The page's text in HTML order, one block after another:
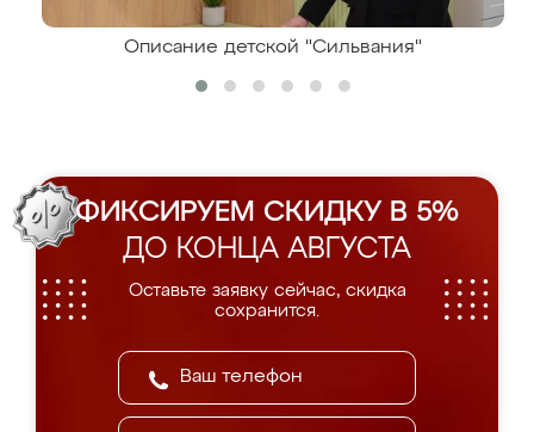
Описание детской "Сильвания"
ФИКСИРУЕМ СКИДКУ В 5%
ДО КОНЦА АВГУСТА
Оставьте заявку сейчас, скидка
сохранится.